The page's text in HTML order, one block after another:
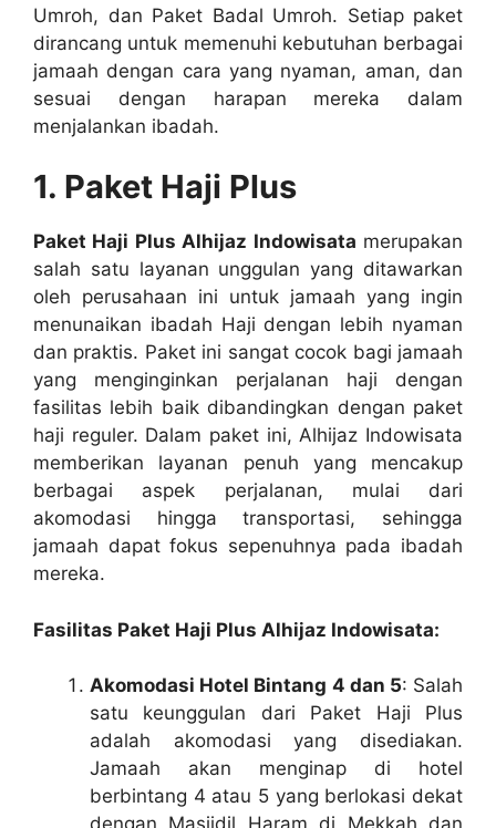
Umroh, dan Paket Badal Umroh. Setiap paket
dirancang untuk memenuhi kebutuhan berbagai
jamaah dengan cara yang nyaman, aman, dan
sesuai dengan harapan mereka dalam
menjalankan ibadah.
1. Paket Haji Plus
Paket Haji Plus Alhijaz Indowisata merupakan
salah satu layanan unggulan yang ditawarkan
oleh perusahaan ini untuk jamaah yang ingin
menunaikan ibadah Haji dengan lebih nyaman
dan praktis. Paket ini sangat cocok bagi jamaah
yang menginginkan perjalanan haji dengan
fasilitas lebih baik dibandingkan dengan paket
haji reguler. Dalam paket ini, Alhijaz Indowisata
memberikan layanan penuh yang mencakup
berbagai aspek perjalanan, mulai dari
akomodasi hingga transportasi, sehingga
jamaah dapat fokus sepenuhnya pada ibadah
mereka.
Fasilitas Paket Haji Plus Alhijaz Indowisata:
Akomodasi Hotel Bintang 4 dan 5: Salah
satu keunggulan dari Paket Haji Plus
adalah akomodasi yang disediakan.
Jamaah akan menginap di hotel
berbintang 4 atau 5 yang berlokasi dekat